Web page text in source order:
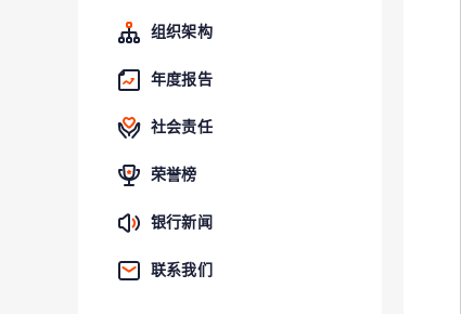
组织架构
年度报告
社会责任
荣誉榜
银行新闻
联系我们